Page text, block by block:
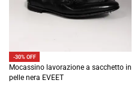
-30% OFF
Mocassino lavorazione a sacchetto in
pelle nera EVEET